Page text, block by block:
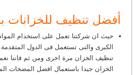
أفضل تنظيف للخزانات
حيث ان شركتنا تعمل على استخدام
الكبرى والتى تستعمل فى الدول المتقدمة
تنظيف الخزان مرة اخرى ومن ثم فاننا
الخزان جيدا باستعمال افضل المضخات